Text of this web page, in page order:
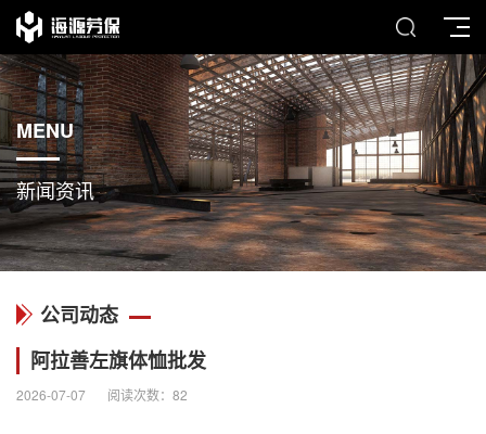
MENU
新闻资讯
公司动态
阿拉善左旗体恤批发
2026-07-07 阅读次数： 82